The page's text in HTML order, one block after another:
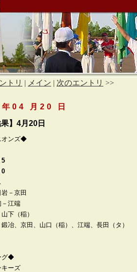
トリ | メイン | 次のエントリ >>
04 月20 日
果】4月20日
オンズ◆
5
0
岩－京田
－江端
下（稲）
鍛冶、京田、山口（稲）、江端、長田（タ）
グ◆
キーズ